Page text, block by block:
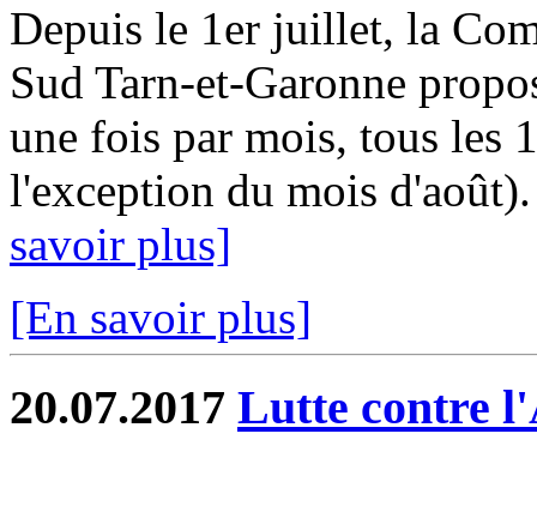
Depuis le 1er juillet, la
Sud Tarn-et-Garonne
une fois par mois, tous les
l'exception du mois
savoir plus]
[En savoir plus]
20.07.2017 Lutte contre